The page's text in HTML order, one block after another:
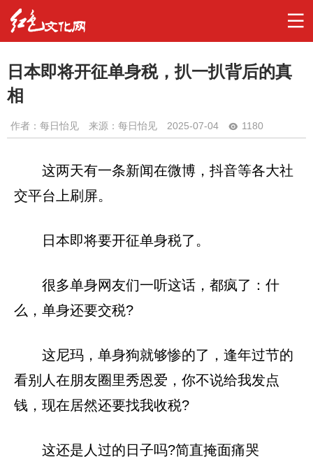
日本即将开征单身税，扒一扒背后的真
相
作者： 每日怡见 来源：每日怡见 2025-07-04 1180
这两天有一条新闻在微博，抖音等各大社
交平台上刷屏。
日本即将要开征单身税了。
很多单身网友们一听这话，都疯了：什
么，单身还要交税?
这尼玛，单身狗就够惨的了，逢年过节的
看别人在朋友圈里秀恩爱，你不说给我发点
钱，现在居然还要找我收税?
这还是人过的日子吗?简直掩面痛哭